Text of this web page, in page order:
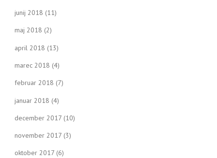
junij 2018 (11)
maj 2018 (2)
april 2018 (13)
marec 2018 (4)
februar 2018 (7)
januar 2018 (4)
december 2017 (10)
november 2017 (3)
oktober 2017 (6)